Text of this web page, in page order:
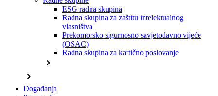
ESG radna skupina
Radna skupina za zaštitu intelektualnog
vlasništva
Prekomorsko sigurnosno savjetodavno vijeće
(OSAC)
Radna skupina za kartično poslovanje
chevron_right
chevron_right
Događanja